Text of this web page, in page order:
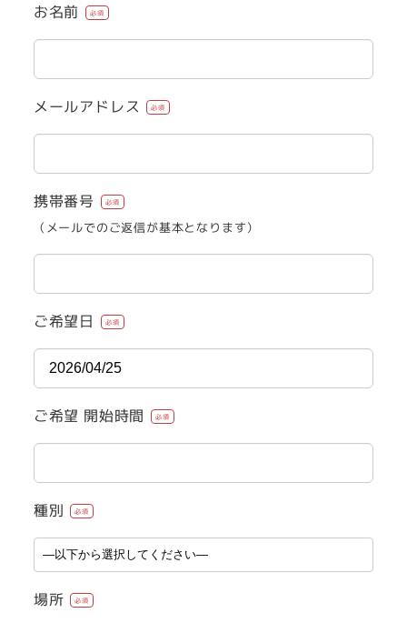
お名前
必須
メールアドレス 必須
携帯番号 必須
（メールでのご返信が基本となります）
ご希望日 必須
ご希望 開始時間 必須
種別 必須
場所 必須